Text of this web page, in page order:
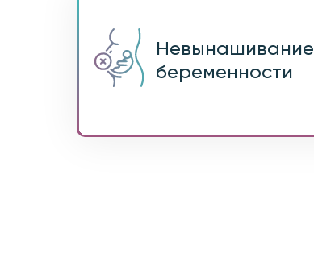
Невынашивание
беременности